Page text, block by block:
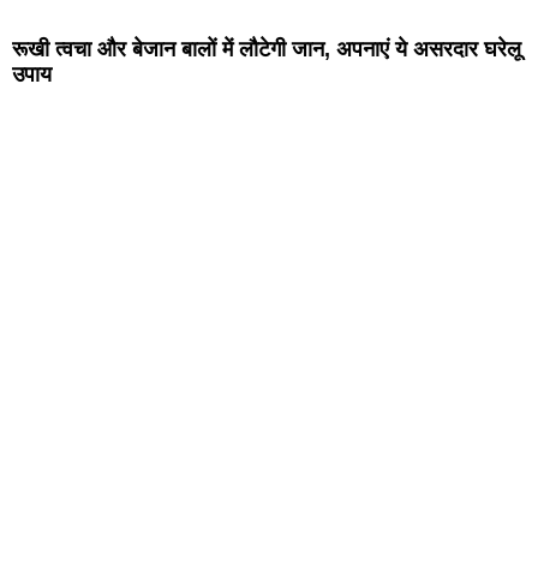
रूखी त्वचा और बेजान बालों में लौटेगी जान, अपनाएं ये असरदार घरेलू
उपाय